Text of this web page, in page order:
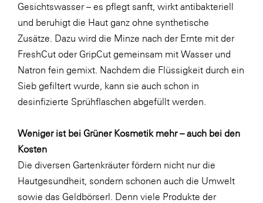
Gesichtswasser – es pflegt sanft, wirkt antibakteriell
und beruhigt die Haut ganz ohne synthetische
Zusätze. Dazu wird die Minze nach der Ernte mit der
FreshCut oder GripCut gemeinsam mit Wasser und
Natron fein gemixt. Nachdem die Flüssigkeit durch ein
Sieb gefiltert wurde, kann sie auch schon in
desinfizierte Sprühflaschen abgefüllt werden.
Weniger ist bei Grüner Kosmetik mehr – auch bei den
Kosten
Die diversen Gartenkräuter fördern nicht nur die
Hautgesundheit, sondern schonen auch die Umwelt
sowie das Geldbörserl. Denn viele Produkte der